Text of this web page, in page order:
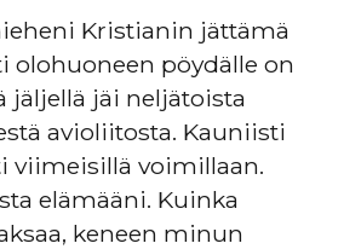
Kristianin jättämä
olohuoneen pöydälle on
jäljellä jäi neljätoista
avioliitosta. Kauniisti
viimeisillä voimillaan.
elämääni. Kuinka
keneen minun